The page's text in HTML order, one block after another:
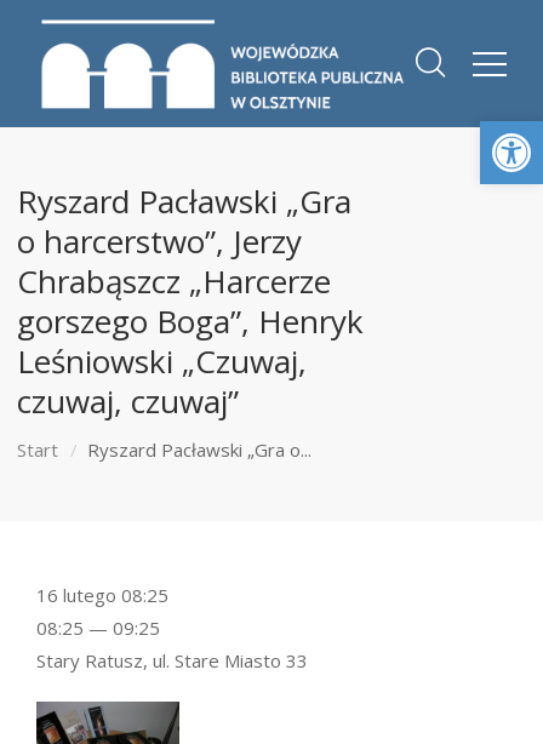
Ryszard Pacławski „Gra
o harcerstwo”, Jerzy
Chrabąszcz „Harcerze
gorszego Boga”, Henryk
Leśniowski „Czuwaj,
czuwaj, czuwaj”
Start Ryszard Pacławski „Gra o...
16 lutego 08:25
08:25 — 09:25
Stary Ratusz, ul. Stare Miasto 33